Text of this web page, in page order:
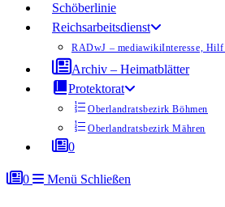
Schöberlinie
Reichsarbeitsdienst
RADwJ – mediawikiInteresse,
Archiv – Heimatblätter
Protektorat
Oberlandratsbezirk Böhmen
Oberlandratsbezirk Mähren
0
0 Menü Schließen